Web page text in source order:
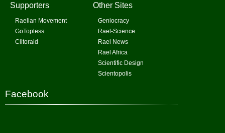
Supporters
Raelian Movement
GoTopless
Clitoraid
Other Sites
Geniocracy
Rael-Science
Rael News
Rael Africa
Scientific Design
Scientopolis
Facebook